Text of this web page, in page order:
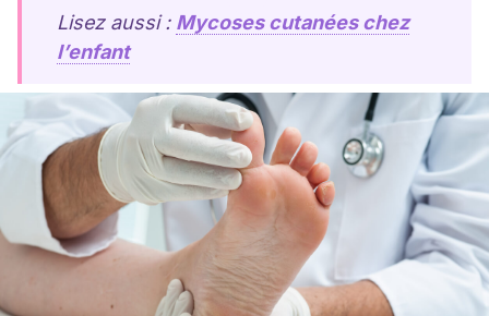
Lisez aussi : Mycoses cutanées chez
l’enfant